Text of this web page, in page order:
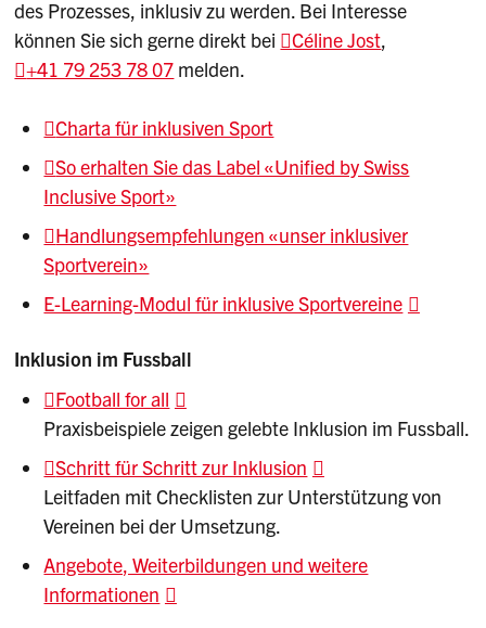
des Prozesses, inklusiv zu werden. Bei Interesse
können Sie sich gerne direkt bei
Céline Jost,
+41 79 253 78 07 melden.
Charta für inklusiven Sport
So erhalten Sie das Label «Unified by Swiss
Inclusive Sport»
Handlungsempfehlungen «unser inklusiver
Sportverein»
E-Learning-Modul für inklusive Sportvereine
Inklusion im Fussball
Football for all
Praxisbeispiele zeigen gelebte Inklusion im Fussball.
Schritt für Schritt zur Inklusion
Leitfaden mit Checklisten zur Unterstützung von
Vereinen bei der Umsetzung.
Angebote, Weiterbildungen und weitere
Informationen